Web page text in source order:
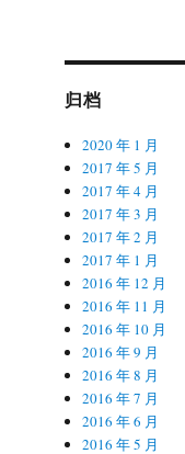
归档
2020 年 1 月
2017 年 5 月
2017 年 4 月
2017 年 3 月
2017 年 2 月
2017 年 1 月
2016 年 12 月
2016 年 11 月
2016 年 10 月
2016 年 9 月
2016 年 8 月
2016 年 7 月
2016 年 6 月
2016 年 5 月